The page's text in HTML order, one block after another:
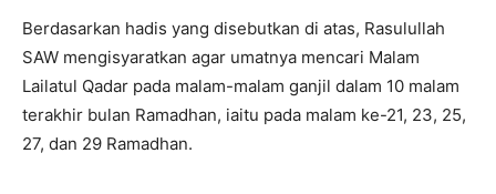
Berdasarkan hadis yang disebutkan di atas, Rasulullah
SAW mengisyaratkan agar umatnya mencari Malam
Lailatul Qadar pada malam-malam ganjil dalam 10 malam
terakhir bulan Ramadhan, iaitu pada malam ke-21, 23, 25,
27, dan 29 Ramadhan.